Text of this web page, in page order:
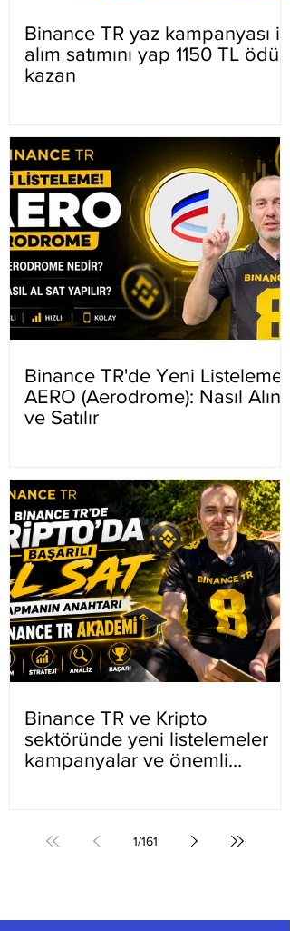
Binance TR yaz kampanyası ilk
alım satımını yap 1150 TL ödül
kazan
Binance TR'de Yeni Listeleme
AERO (Aerodrome): Nasıl Alınır
ve Satılır
Binance TR ve Kripto
sektöründe yeni listelemeler
kampanyalar ve önemli
1/161